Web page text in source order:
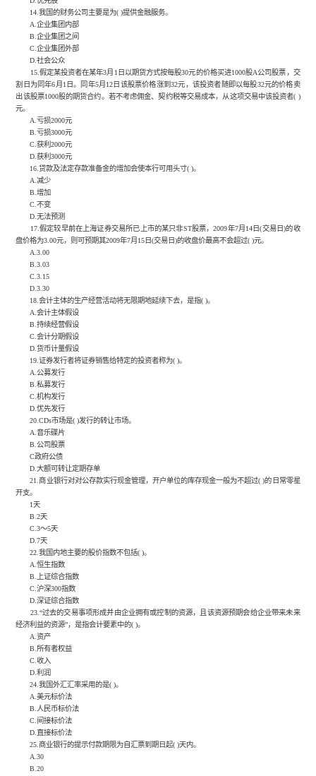
14.我国的财务公司主要是为( )提供金融服务。
A.企业集团内部
B.企业集团之间
C.企业集团外部
D.社会公众
15.假定某投资者在某年3月1日以期货方式按每股30元的价格买进1000股A公司股票，交
割日为同年6月1日。同年5月12日该股票价格涨到32元，该投资者随即以每股32元的价格卖
出该股票1000股的期货合约。若不考虑佣金、契约税等交易成本，从这项交易中该投资者( )
元。
A.亏损2000元
B.亏损3000元
C.获利2000元
D.获利3000元
16.贷款及法定存款准备金的增加会使本行可用头寸( )。
A.减少
B.增加
C.不变
D.无法预测
17.假定较早前在上海证券交易所已上市的某只非ST股票，2009年7月14日(交易日)的收
盘价格为3.00元，则可预期其2009年7月15日(交易日)的收盘价最高不会超过( )元。
A.3.00
B.3.03
C.3.15
D.3.30
18.会计主体的生产经营活动将无限期地延续下去，是指( )。
A.会计主体假设
B.持续经营假设
C.会计分期假设
D.货币计量假设
19.证券发行者将证券销售给特定的投资者称为( )。
A.公募发行
B.私募发行
C.机构发行
D.优先发行
20.CDs市场是( )发行的转让市场。
A.音乐碟片
B.公司股票
C政府公债
D.大额可转让定期存单
21.商业银行对对公存款实行现金管理，开户单位的库存现金一般为不超过( )的日常零星
开支。
1天
B.2天
C.3〜5天
D.7天
22.我国内地主要的股价指数不包括( )。
A.恒生指数
B.上证综合指数
C.沪深300指数
D.深证综合指数
23.“过去的交易事项形成并由企业拥有或控制的资源，且该资源预期会给企业带来未来
经济利益的资源”，是指会计要素中的( )。
A.资产
B.所有者权益
C.收入
D.利润
24.我国外汇汇率采用的是( )。
A.美元标价法
B.人民币标价法
C.间接标价法
D.直接标价法
25.商业银行的提示付款期限为自汇票到期日起( )天内。
A.30
B.20